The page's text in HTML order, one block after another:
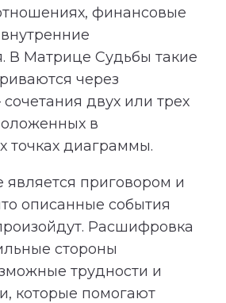
финансовые
В Матрице Судьбы такие
через
двух или трех
в
точках диаграммы.
приговором и
описанные события
Расшифровка
стороны
трудности и
которые помогают